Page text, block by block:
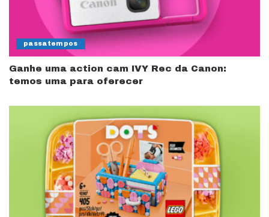
passatempos
Ganhe uma action cam IVY Rec da Canon:
temos uma para oferecer